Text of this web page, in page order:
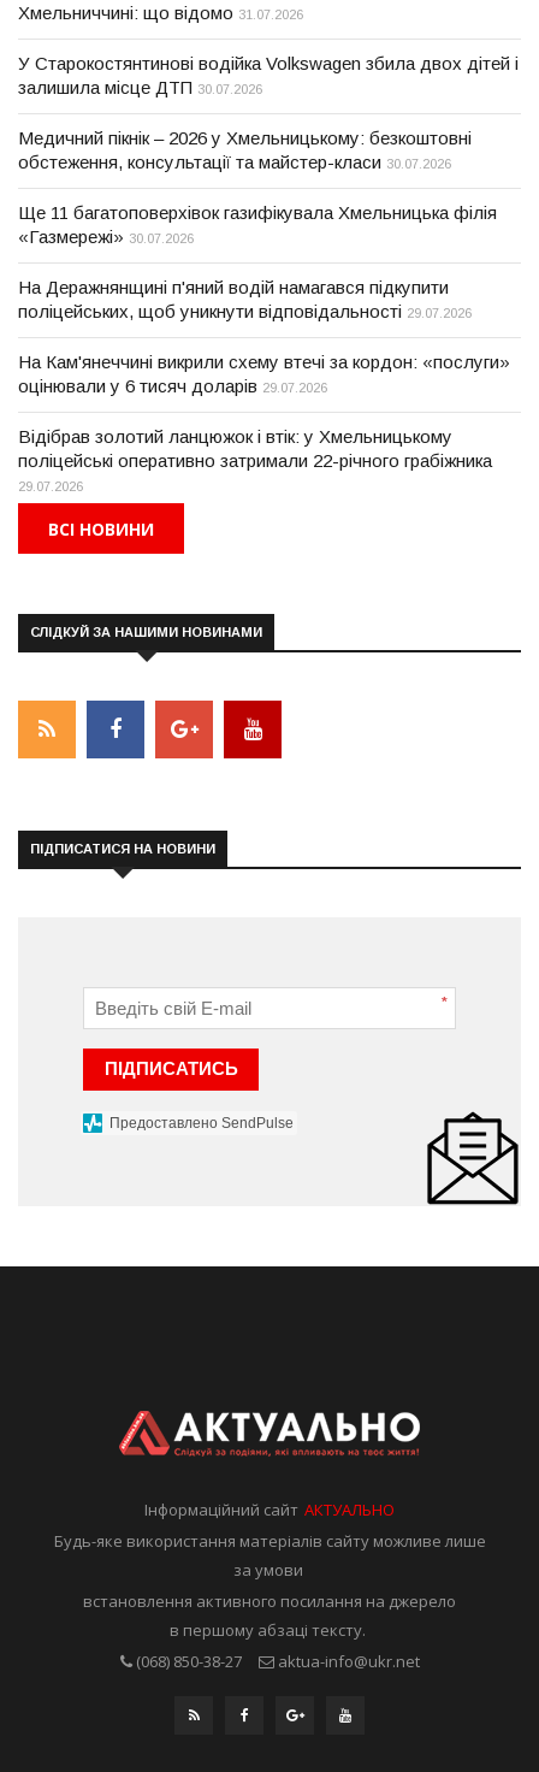
Хмельниччині: що відомо 31.07.2026
У Старокостянтинові водійка Volkswagen збила двох дітей і
залишила місце ДТП 30.07.2026
Медичний пікнік – 2026 у Хмельницькому: безкоштовні
обстеження, консультації та майстер-класи 30.07.2026
Ще 11 багатоповерхівок газифікувала Хмельницька філія
«Газмережі» 30.07.2026
На Деражнянщині п'яний водій намагався підкупити
поліцейських, щоб уникнути відповідальності 29.07.2026
На Кам'янеччині викрили схему втечі за кордон: «послуги»
оцінювали у 6 тисяч доларів 29.07.2026
Відібрав золотий ланцюжок і втік: у Хмельницькому
поліцейські оперативно затримали 22-річного грабіжника
29.07.2026
ВСІ НОВИНИ
СЛІДКУЙ ЗА НАШИМИ НОВИНАМИ
ПІДПИСАТИСЯ НА НОВИНИ
*
ПІДПИСАТИСЬ
Предоставлено SendPulse
Інформаційний сайтАКТУАЛЬНО
Будь-яке використання матеріалів сайту можливе лише
за умови
встановлення активного посилання на джерело
в першому абзаці тексту.
(068) 850-38-27
aktua-info@ukr.net